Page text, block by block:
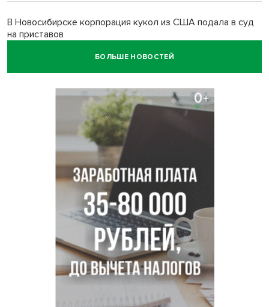
В Новосибирске корпорация кукол из США подала в суд
на приставов
В Новосибирске минздрав объявил бесплатную
В Новосибирске врачи прооперировали 25 тысяч
пациентов с катарактой
Знаменитый орангутан Бату отметил юбилей в
новосибирском зоопарке
Новосибирские хирурги спасли сердце восьмиклассницы
с донорским клапаном
БОЛЬШЕ НОВОСТЕЙ